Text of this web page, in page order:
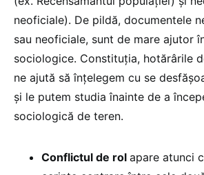
neoficiale). De pildă, documentele
sau neoficiale, sunt de mare ajutor
sociologice. Constituția, hotărârile
ne ajută să înțelegem cu se
și le putem studia înainte de a
sociologică de teren.
Conflictul de rol apare atunci